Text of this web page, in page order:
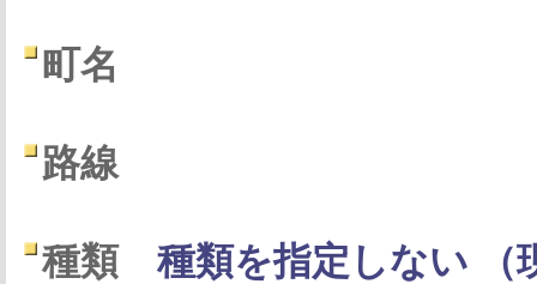
町名
路線
種類 種類を指定しない （